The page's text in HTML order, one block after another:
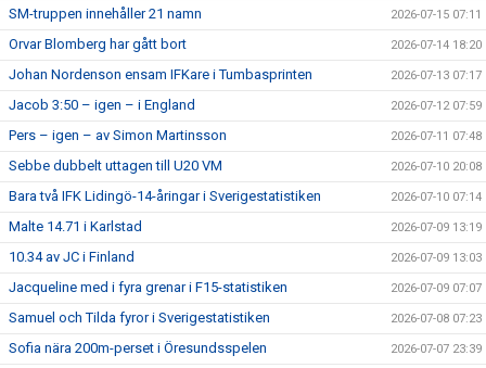
SM-truppen innehåller 21 namn 2026-07-15 07:11
Orvar Blomberg har gått bort 2026-07-14 18:20
Johan Nordenson ensam IFKare i Tumbasprinten 2026-07-13 07:17
Jacob 3:50 – igen – i England 2026-07-12 07:59
Pers – igen – av Simon Martinsson 2026-07-11 07:48
Sebbe dubbelt uttagen till U20 VM 2026-07-10 20:08
Bara två IFK Lidingö-14-åringar i Sverigestatistiken 2026-07-10 07:14
Malte 14.71 i Karlstad 2026-07-09 13:19
10.34 av JC i Finland 2026-07-09 13:03
Jacqueline med i fyra grenar i F15-statistiken 2026-07-09 07:07
Samuel och Tilda fyror i Sverigestatistiken 2026-07-08 07:23
Sofia nära 200m-perset i Öresundsspelen 2026-07-07 23:39